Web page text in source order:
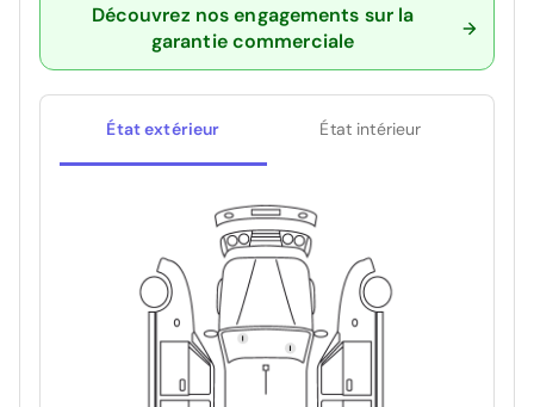
Découvrez nos engagements sur la
garantie commerciale
État extérieur État intérieur